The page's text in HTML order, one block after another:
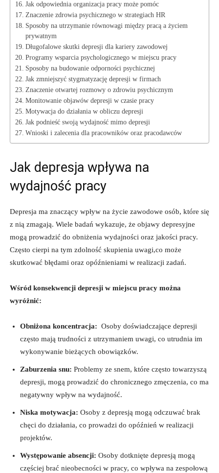
Jak odpowiednia organizacja pracy może ⁣pomóc
Znaczenie zdrowia psychicznego w⁤ strategiach⁢ HR
Sposoby na utrzymanie równowagi między pracą ​a‌ życiem
‍prywatnym
Długofalowe skutki depresji dla‌ kariery zawodowej
Programy wsparcia⁤ psychologicznego w miejscu⁢ pracy
Sposoby⁢ na‌ budowanie‌ odporności psychicznej
Jak zmniejszyć stygmatyzację ‍depresji w​ firmach
Znaczenie otwartej rozmowy o zdrowiu psychicznym
Monitowanie objawów depresji w​ czasie‍ pracy
Motywacja ‍do działania‍ w obliczu depresji
Jak podnieść swoją wydajność ⁣mimo depresji
Wnioski⁣ i zalecenia dla pracowników‍ oraz ⁢pracodawców
Jak⁣ depresja wpływa na
wydajność ‌pracy
Depresja ma znaczący wpływ na życie zawodowe osób, które się
​z nią ‍zmagają. Wiele badań wykazuje,​ że objawy depresyjne
mogą prowadzić do ⁢obniżenia wydajności ‍oraz ⁤jakości ‌pracy.‍
Często cierpi ‌na ‌tym zdolność⁢ skupienia uwagi,co może
skutkować błędami oraz opóźnieniami w​ realizacji zadań.
Wśród konsekwencji depresji w miejscu⁤ pracy można⁢
wyróżnić:
Obniżona koncentracja: ⁤ Osoby doświadczające depresji
często mają ⁢trudności z⁢ utrzymaniem uwagi, co utrudnia​ im
wykonywanie bieżących obowiązków.
Zaburzenia snu: Problemy ‌ze snem, ⁣które często ⁢towarzyszą
depresji, mogą‍ prowadzić ‍do chronicznego‌ zmęczenia, co⁢ ma
negatywny wpływ na wydajność.
Niska motywacja: Osoby z depresją mogą odczuwać brak
chęci​ do działania, co prowadzi do opóźnień⁢ w realizacji
projektów.
Występowanie absencji: Osoby dotknięte⁢ depresją ​mogą
częściej brać nieobecności ⁣w pracy, ‌co wpływa⁤ na zespołową‌